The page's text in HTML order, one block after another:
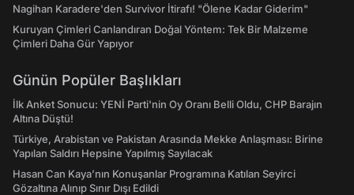
Nagihan Karadere'den Survivor İtirafı! "Ölene Kadar Giderim"
Kuruyan Çimleri Canlandıran Doğal Yöntem: Tek Bir Malzeme
Çimleri Daha Gür Yapıyor
Günün Popüler Başlıkları
İlk Anket Sonucu: YENİ Parti'nin Oy Oranı Belli Oldu, CHP Barajın
Altına Düştü!
Türkiye, Arabistan ve Pakistan Arasında Mekke Anlaşması: Birine
Yapılan Saldırı Hepsine Yapılmış Sayılacak
Hasan Can Kaya’nın Konuşanlar Programına Katılan Seyirci
Gözaltına Alınıp Sınır Dışı Edildi